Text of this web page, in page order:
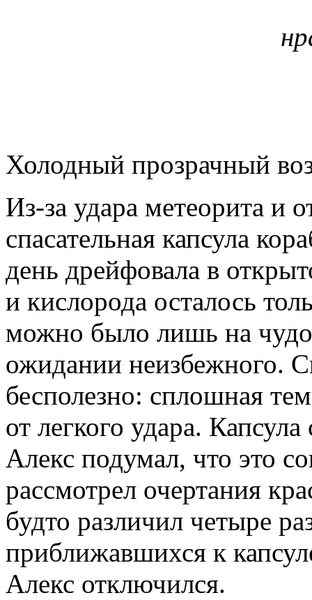
Холодный прозрачный
Из-за удара метеорита и
спасательная капсула
день дрейфовала в
и кислорода осталось
можно было лишь на
ожидании неизбежного.
бесполезно: сплошная
от легкого удара.
Алекс подумал, что это
рассмотрел очертания
будто различил четыре
приближавшихся к
Алекс отключился.